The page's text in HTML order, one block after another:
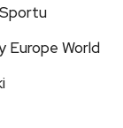
Europe World